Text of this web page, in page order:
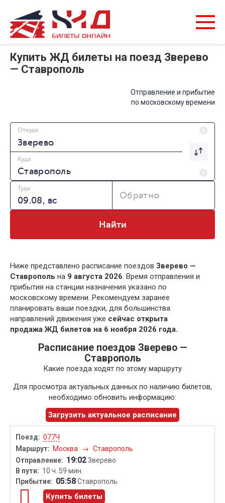
Купить ЖД билеты на поезд Зверево
— Ставрополь
Отправление и прибытие
по московскому времени
Откуда
Куда
Туда
Обратно
Найти
Ниже представлено расписание поездов Зверево —
Ставрополь на 9 августа 2026. Время отправления и
прибытия на станции назначения указано по
московскому времени. Рекомендуем заранее
планировать ваши поездки, для большинства
направлений движения уже сейчас открыта
продажа ЖД билетов на 6 ноября 2026 года.
Расписание поездов Зверево —
Ставрополь
Какие поезда ходят по этому маршруту
Для просмотра актуальных данных по наличию билетов,
необходимо обновить информацию:
Загрузить актуальное расписание
077Ч
Москва
→ Ставрополь
19:02Зверево
10 ч. 59 мин.
05:58Ставрополь
Купить билеты